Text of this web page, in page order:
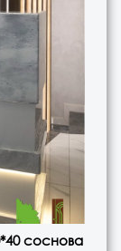
соснова